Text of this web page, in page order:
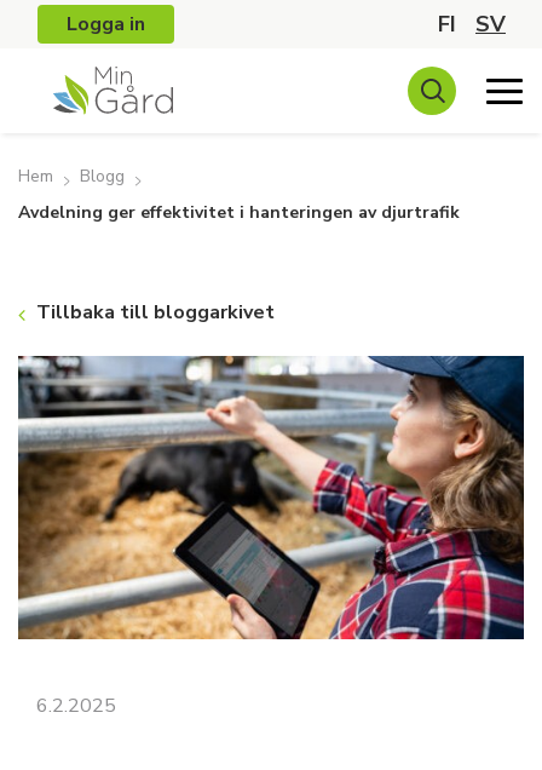
Logga in FI SV
Hem
Blogg
Avdelning ger effektivitet i hanteringen av djurtrafik
Tillbaka till bloggarkivet
6.2.2025